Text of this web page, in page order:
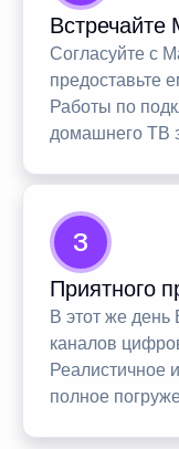
Встречайте
Согласуйте с
предоставьте
Работы по
домашнего ТВ
3
Приятного
В этот же день
каналов
Реалистичное
полное